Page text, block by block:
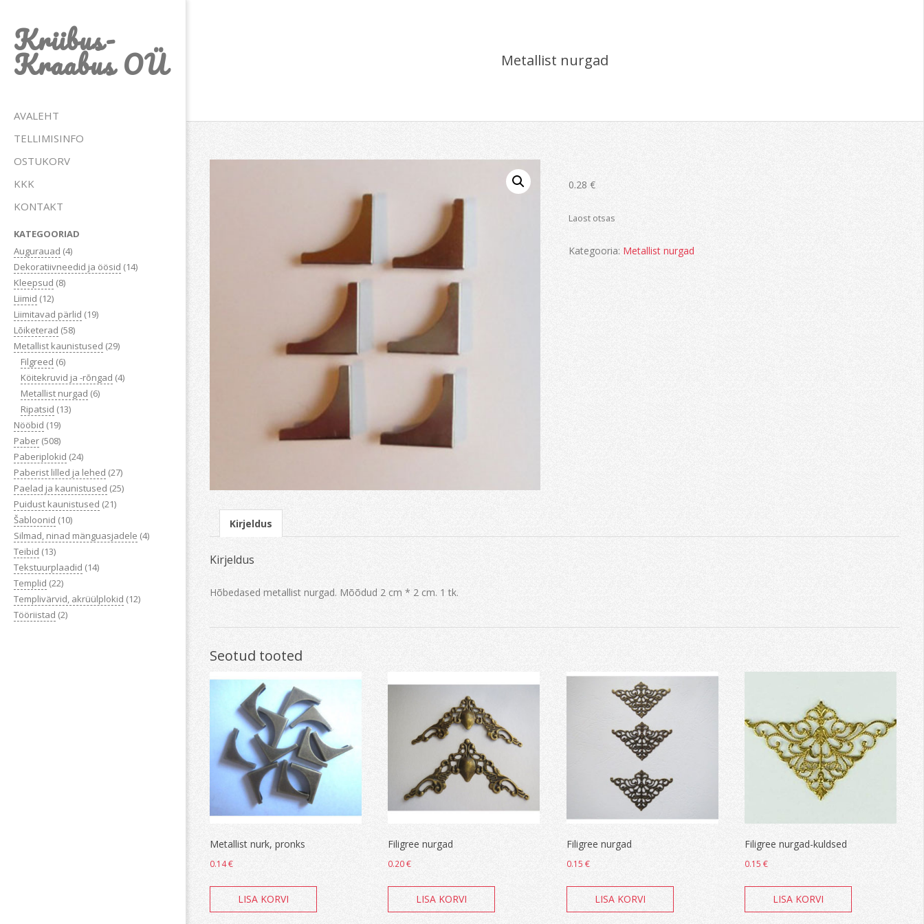
content
Kriibus-
Kraabus OÜ
Primary
Menu
AVALEHT
TELLIMISINFO
OSTUKORV
KKK
KONTAKT
KATEGOORIAD
Augurauad (4)
Dekoratiivneedid ja öösid (14)
Kleepsud (8)
Liimid (12)
Liimitavad pärlid (19)
Lõiketerad (58)
Metallist kaunistused (29)
Filgreed (6)
Köitekruvid ja -rõngad (4)
Metallist nurgad (6)
Ripatsid (13)
Nööbid (19)
Paber (508)
Paberiplokid (24)
Paberist lilled ja lehed (27)
Paelad ja kaunistused (25)
Puidust kaunistused (21)
Šabloonid (10)
Silmad, ninad mänguasjadele (4)
Teibid (13)
Tekstuurplaadid (14)
Templid (22)
Templivärvid, akrüülplokid (12)
Tööriistad (2)
Metallist nurgad
0.28 €
Laost otsas
Kategooria: Metallist nurgad
Kirjeldus
Kirjeldus
Hõbedased metallist nurgad. Mõõdud 2 cm * 2 cm. 1 tk.
Seotud tooted
Metallist nurk, pronks
0.14€
LISA KORVI
Filigree nurgad
0.20€
LISA KORVI
Filigree nurgad
0.15 €
LISA KORVI
Filigree nurgad-kuldsed
0.15 €
LISA KORVI